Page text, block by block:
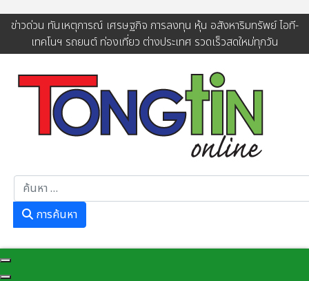
ข่าวด่วน ทันเหตุการณ์ เศรษฐกิจ การลงทุน หุ้น อสังหาริมทรัพย์ ไอที-
เทคโนฯ รถยนต์ ท่องเที่ยว ต่างประเทศ รวดเร็วสดใหม่ทุกวัน
การค้นหา